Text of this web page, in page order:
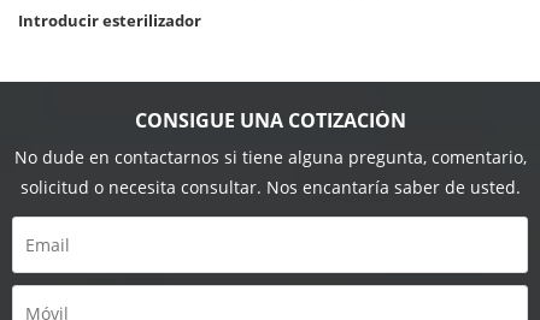
Introducir esterilizador
CONSIGUE UNA COTIZACIÓN
No dude en contactarnos si tiene alguna pregunta, comentario,
solicitud o necesita consultar. Nos encantaría saber de usted.